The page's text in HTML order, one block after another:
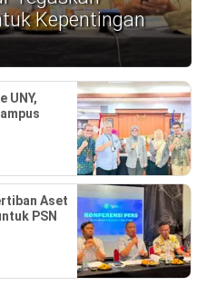
Kepentingan
UNY,
Aset
PSN